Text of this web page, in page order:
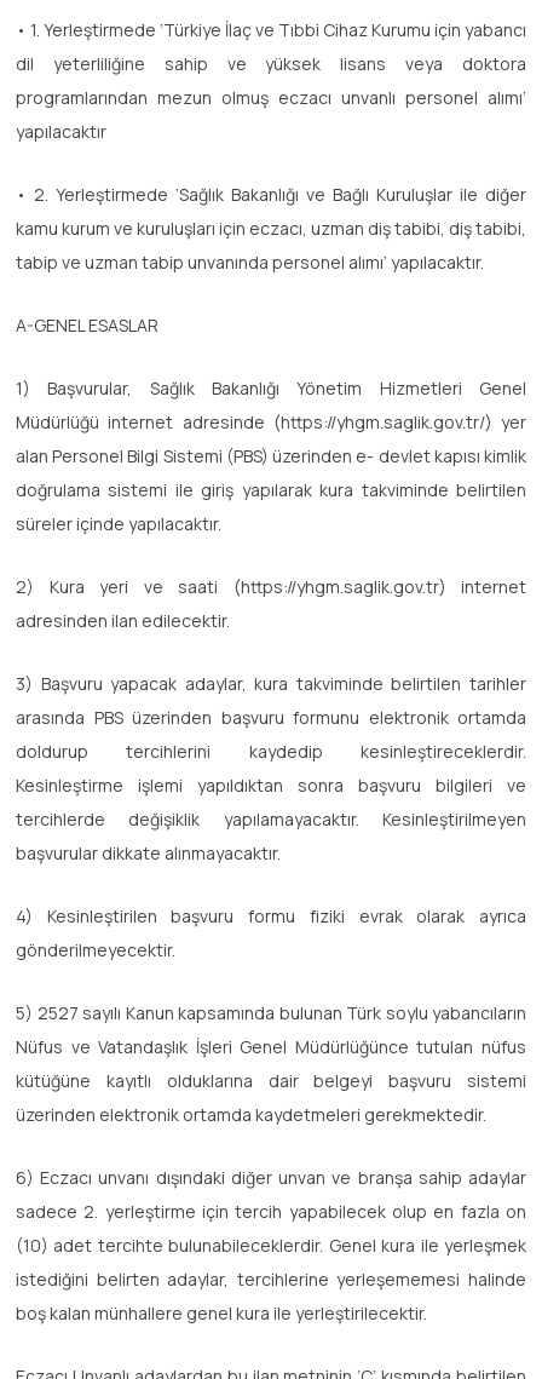
• 1. Yerleştirmede ‘Türkiye İlaç ve Tıbbi Cihaz Kurumu için yabancı
dil yeterliliğine sahip ve yüksek lisans veya doktora
programlarından mezun olmuş eczacı unvanlı personel alımı’
yapılacaktır
• 2. Yerleştirmede ‘Sağlık Bakanlığı ve Bağlı Kuruluşlar ile diğer
kamu kurum ve kuruluşları için eczacı, uzman diş tabibi, diş tabibi,
tabip ve uzman tabip unvanında personel alımı’ yapılacaktır.
A-GENEL ESASLAR
1) Başvurular, Sağlık Bakanlığı Yönetim Hizmetleri Genel
Müdürlüğü internet adresinde (https://yhgm.saglik.gov.tr/) yer
alan Personel Bilgi Sistemi (PBS) üzerinden e- devlet kapısı kimlik
doğrulama sistemi ile giriş yapılarak kura takviminde belirtilen
süreler içinde yapılacaktır.
2) Kura yeri ve saati (https://yhgm.saglik.gov.tr) internet
adresinden ilan edilecektir.
3) Başvuru yapacak adaylar, kura takviminde belirtilen tarihler
arasında PBS üzerinden başvuru formunu elektronik ortamda
doldurup tercihlerini kaydedip kesinleştireceklerdir.
Kesinleştirme işlemi yapıldıktan sonra başvuru bilgileri ve
tercihlerde değişiklik yapılamayacaktır. Kesinleştirilmeyen
başvurular dikkate alınmayacaktır.
4) Kesinleştirilen başvuru formu fiziki evrak olarak ayrıca
gönderilmeyecektir.
5) 2527 sayılı Kanun kapsamında bulunan Türk soylu yabancıların
Nüfus ve Vatandaşlık İşleri Genel Müdürlüğünce tutulan nüfus
kütüğüne kayıtlı olduklarına dair belgeyi başvuru sistemi
üzerinden elektronik ortamda kaydetmeleri gerekmektedir.
6) Eczacı unvanı dışındaki diğer unvan ve branşa sahip adaylar
sadece 2. yerleştirme için tercih yapabilecek olup en fazla on
(10) adet tercihte bulunabileceklerdir. Genel kura ile yerleşmek
istediğini belirten adaylar, tercihlerine yerleşememesi halinde
boş kalan münhallere genel kura ile yerleştirilecektir.